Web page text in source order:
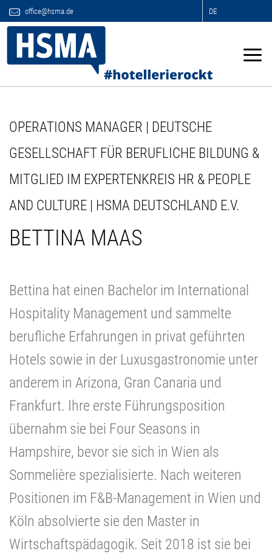
office@hsma.de DE
OPERATIONS MANAGER | DEUTSCHE
GESELLSCHAFT FÜR BERUFLICHE BILDUNG &
MITGLIED IM EXPERTENKREIS HR & PEOPLE
AND CULTURE | HSMA DEUTSCHLAND E.V.
BETTINA MAAS
Bettina hat einen Bachelor im International
Hospitality Management und sammelte
berufliche Erfahrungen in privat geführten
Hotels sowie in der Luxusgastronomie unter
anderem in Arizona, Gran Canaria und
Frankfurt. Ihre erste Führungsposition
übernahm sie bei Four Seasons in
Hampshire, bevor sie sich in Wien als
Sommelière spezialisierte. Nach weiteren
Positionen im F&B-Management in Wien und
Köln absolvierte sie den Master in
Wirtschaftspädagogik. Seit 2018 ist sie bei